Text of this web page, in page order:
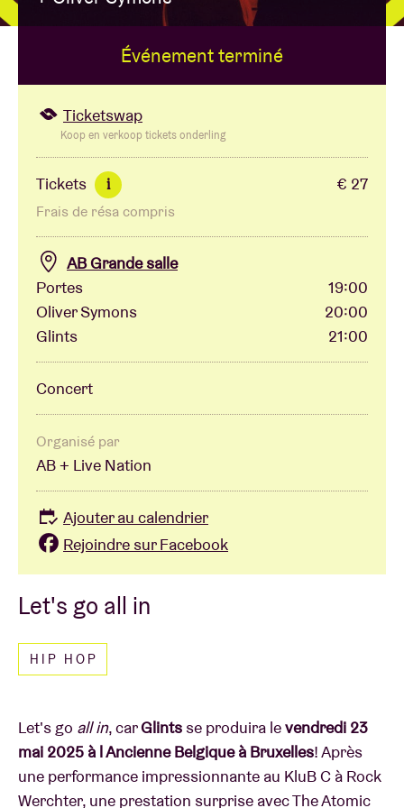
Location de salles
BRDCST
Chèque-concert
À propos de l'AB
Contact
Let's go all in
HIP HOP
Let's go all in, carGlints se produira levendredi 23
mai 2025 à l Ancienne Belgique à Bruxelles! Après
une performance impressionnante au KluB C à Rock
Werchter, une prestation surprise avec The Atomic
Événement terminé
Ticketswap
Koop en verkoop tickets onderling
Tickets i € 27
Frais de résa compris
AB Grande salle
Portes
19:00
Oliver Symons
20:00
Glints
21:00
Concert
Organisé par
AB + Live Nation
Ajouter au calendrier
Rejoindre sur Facebook